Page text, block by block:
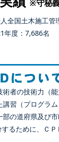
※守秘
全国土木施工管
度：7,686名
者の技術力（
習（プログラ
の道府県及び
るために、Ｃ